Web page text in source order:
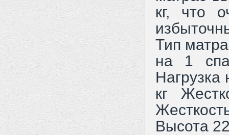
кг, что
Тип
на 1
кг
Высота